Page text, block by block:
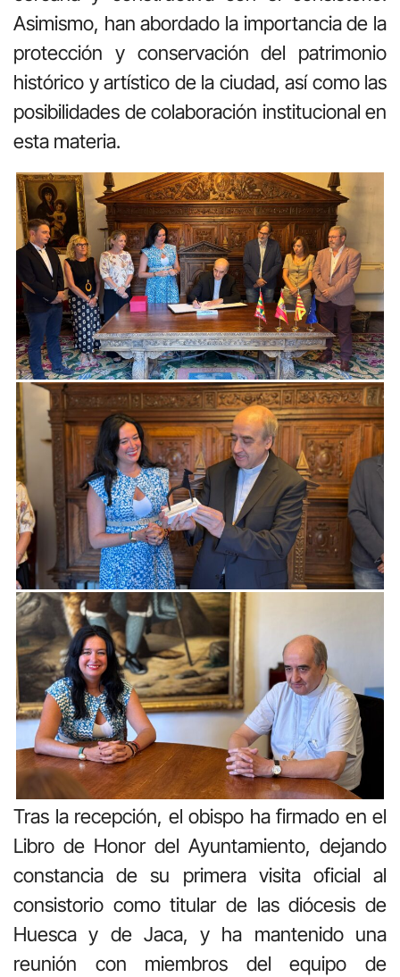
Asimismo, han abordado la importancia de la
protección y conservación del patrimonio
histórico y artístico de la ciudad, así como las
posibilidades de colaboración institucional en
esta materia.
Tras la recepción, el obispo ha firmado en el
Libro de Honor del Ayuntamiento, dejando
constancia de su primera visita oficial al
consistorio como titular de las diócesis de
Huesca y de Jaca, y ha mantenido una
reunión con miembros del equipo de